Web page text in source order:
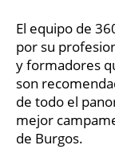
El equipo de
por su
y formadores
son
de todo el
mejor
de Burgos.